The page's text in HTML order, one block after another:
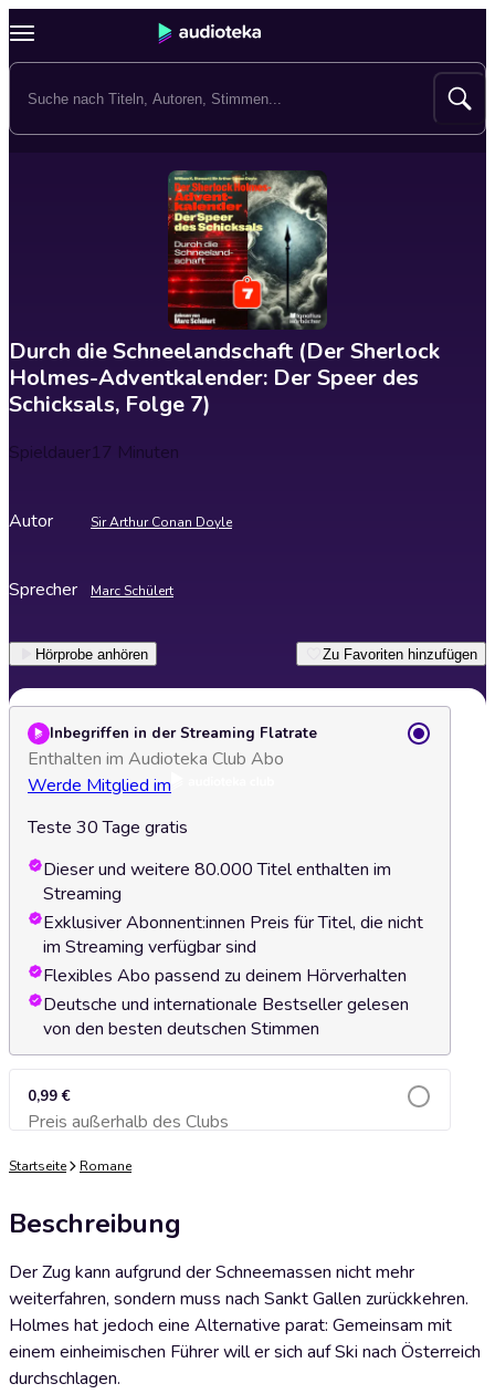
Durch die Schneelandschaft (Der Sherlock
Holmes-Adventkalender: Der Speer des
Schicksals, Folge 7)
Spieldauer17 Minuten
Autor Sir Arthur Conan Doyle
Sprecher Marc Schülert
Hörprobe anhören Zu Favoriten hinzufügen
Inbegriffen in der Streaming Flatrate
Enthalten im Audioteka Club Abo
Werde Mitglied im
Teste 30 Tage gratis
Dieser und weitere 80.000 Titel enthalten im
Streaming
Exklusiver Abonnent:innen Preis für Titel, die nicht
im Streaming verfügbar sind
Flexibles Abo passend zu deinem Hörverhalten
Deutsche und internationale Bestseller gelesen
von den besten deutschen Stimmen
0,99 €
Preis außerhalb des ClubsZum Warenkorb hinzufügen
Startseite Romane
Beschreibung
Der Zug kann aufgrund der Schneemassen nicht mehr
weiterfahren, sondern muss nach Sankt Gallen zurückkehren.
Holmes hat jedoch eine Alternative parat: Gemeinsam mit
einem einheimischen Führer will er sich auf Ski nach Österreich
durchschlagen.